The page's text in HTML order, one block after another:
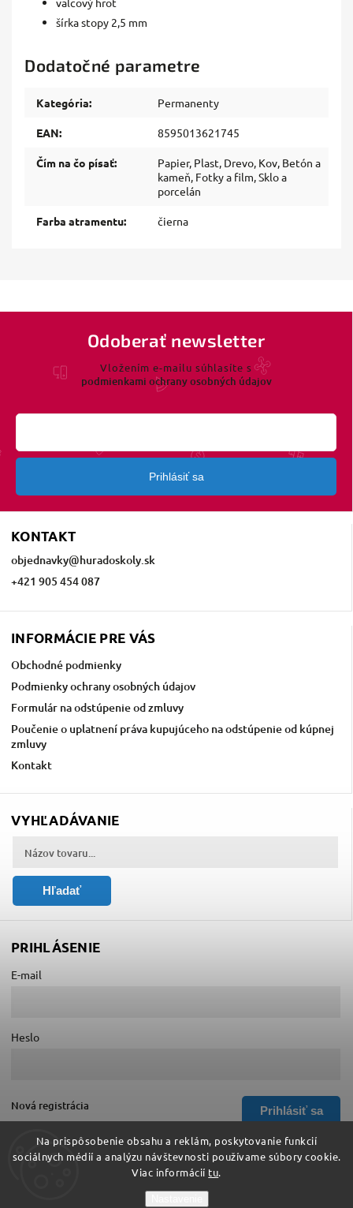
Na prispôsobenie obsahu a reklám, poskytovanie funkcií
sociálnych médií a analýzu návštevnosti používame súbory cookie.
Viac informácií tu.
šírka stopy 2,5 mm
Dodatočné parametre
Kategória: Permanenty
EAN: 8595013621745
Čím na čo písať:
Papier, Plast, Drevo, Kov, Betón a
kameň, Fotky a film, Sklo a
porcelán
Farba atramentu: čierna
KONTAKT
objednavky@huradoskoly.sk
+421 905 454 087
INFORMÁCIE PRE VÁS
Obchodné podmienky
Podmienky ochrany osobných údajov
Formulár na odstúpenie od zmluvy
Poučenie o uplatnení práva kupujúceho na odstúpenie od kúpnej
zmluvy
Kontakt
Odoberať newsletter
Vložením e-mailu súhlasíte s
podmienkami ochrany osobných údajov
Prihlásiť sa
VYHĽADÁVANIE
Hľadať
PRIHLÁSENIE
E-mail
Heslo
Prihlásiť sa
Nová registrácia
Zabudnuté heslo
Hurá do školy. Všetky práva vyhradené.